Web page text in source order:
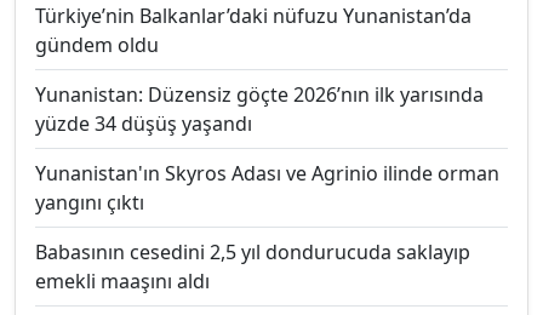
Türkiye’nin Balkanlar’daki nüfuzu Yunanistan’da
gündem oldu
Yunanistan: Düzensiz göçte 2026’nın ilk yarısında
yüzde 34 düşüş yaşandı
Yunanistan'ın Skyros Adası ve Agrinio ilinde orman
yangını çıktı
Babasının cesedini 2,5 yıl dondurucuda saklayıp
emekli maaşını aldı